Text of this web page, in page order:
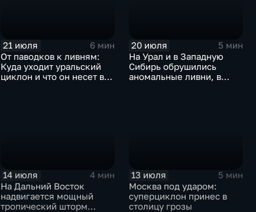
21 июля
6 мин
От паводков к ливням:
Куда уходит уральский
циклон и что он несет в
20 июля
5 мин
На Урал и в Западную
Сибирь обрушились
аномальные ливни, в
14 июля
4 мин
На Дальний Восток
надвигается мощный
тропический шторм
13 июля
5 мин
Москва под ударом:
суперциклон принес в
столицу грозы